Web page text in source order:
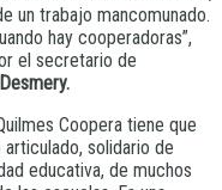
un trabajo mancomunado.
hay cooperadoras”,
el secretario de
Coopera tiene que
solidario de
educativa, de muchos